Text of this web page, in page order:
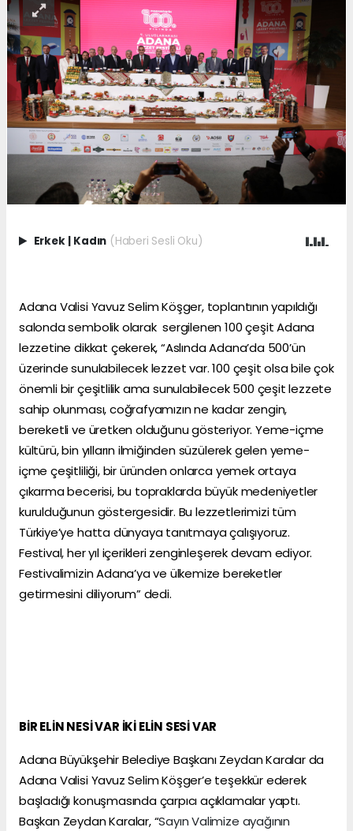
Erkek Kadın (Haberi Sesli Oku)
Adana Valisi Yavuz Selim Köşger, toplantının yapıldığı
salonda sembolik olarak sergilenen 100 çeşit Adana
lezzetine dikkat çekerek, “Aslında Adana’da 500’ün
üzerinde sunulabilecek lezzet var. 100 çeşit olsa bile çok
önemli bir çeşitlilik ama sunulabilecek 500 çeşit lezzete
sahip olunması, coğrafyamızın ne kadar zengin,
bereketli ve üretken olduğunu gösteriyor. Yeme-içme
kültürü, bin yılların ilmiğinden süzülerek gelen yeme-
içme çeşitliliği, bir üründen onlarca yemek ortaya
çıkarma becerisi, bu topraklarda büyük medeniyetler
kurulduğunun göstergesidir. Bu lezzetlerimizi tüm
Türkiye’ye hatta dünyaya tanıtmaya çalışıyoruz.
Festival, her yıl içerikleri zenginleşerek devam ediyor.
Festivalimizin Adana’ya ve ülkemize bereketler
getirmesini diliyorum” dedi.
BİR ELİN NESİ VAR İKİ ELİN SESİ VAR
Adana Büyükşehir Belediye Başkanı Zeydan Karalar da
Adana Valisi Yavuz Selim Köşger’e teşekkür ederek
başladığı konuşmasında çarpıcı açıklamalar yaptı.
Başkan Zeydan Karalar, “Sayın Valimize ayağının